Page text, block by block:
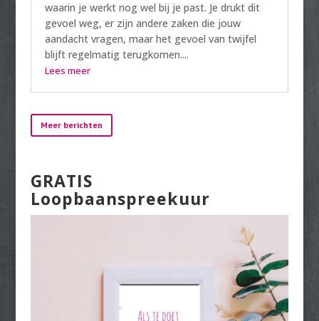
waarin je werkt nog wel bij je past. Je drukt dit
gevoel weg, er zijn andere zaken die jouw
aandacht vragen, maar het gevoel van twijfel
blijft regelmatig terugkomen....
Lees meer
Meer berichten
GRATIS
Loopbaanspreekuur